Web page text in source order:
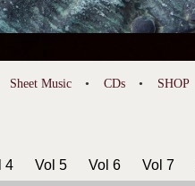
Sheet Music CDs SHOP
4 Vol 5 Vol 6 Vol 7